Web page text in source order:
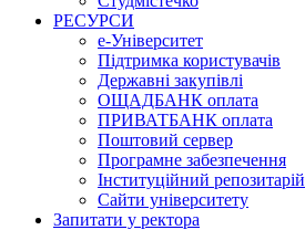
РЕСУРСИ
е-Університет
Підтримка користувачів
Державні закупівлі
ОЩАДБАНК оплата
ПРИВАТБАНК оплата
Поштовий сервер
Програмне забезпечення
Інституційний репозитарій
Сайти університету
Запитати у ректора